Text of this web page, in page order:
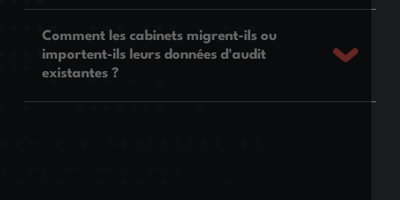
Comment les cabinets migrent‑ils ou
importent‑ils leurs données d'audit
existantes ?